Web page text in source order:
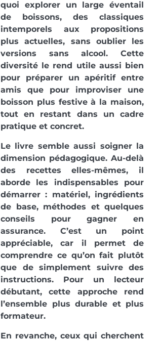
quoi explorer un large éventail
de boissons, des classiques
intemporels aux propositions
plus actuelles, sans oublier les
versions sans alcool. Cette
diversité le rend utile aussi bien
pour préparer un apéritif entre
amis que pour improviser une
boisson plus festive à la maison,
tout en restant dans un cadre
pratique et concret.
Le livre semble aussi soigner la
dimension pédagogique. Au-delà
des recettes elles-mêmes, il
aborde les indispensables pour
démarrer : matériel, ingrédients
de base, méthodes et quelques
conseils pour gagner en
assurance. C’est un point
appréciable, car il permet de
comprendre ce qu’on fait plutôt
que de simplement suivre des
instructions. Pour un lecteur
débutant, cette approche rend
l’ensemble plus durable et plus
formateur.
En revanche, ceux qui cherchent